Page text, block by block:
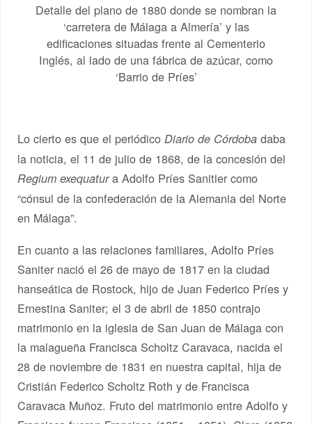
Detalle del plano de 1880 donde se nombran la
‘carretera de Málaga a Almería’ y las
edificaciones situadas frente al Cementerio
Inglés, al lado de una fábrica de azúcar, como
‘Barrio de Príes’
Lo cierto es que el periódicoDiario de Córdoba daba
la noticia, el 11 de julio de 1868, de la concesión del
Regium exequatura Adolfo Príes Sanitier como
“cónsul de la confederación de la Alemania del Norte
en Málaga”.
En cuanto a las relaciones familiares, Adolfo Príes
Saniter nació el 26 de mayo de 1817 en la ciudad
hanseática de Rostock, hijo de Juan Federico Príes y
Ernestina Saniter; el 3 de abril de 1850 contrajo
matrimonio en la iglesia de San Juan de Málaga con
la malagueña Francisca Scholtz Caravaca, nacida el
28 de noviembre de 1831 en nuestra capital, hija de
Cristián Federico Scholtz Roth y de Francisca
Caravaca Muñoz. Fruto del matrimonio entre Adolfo y